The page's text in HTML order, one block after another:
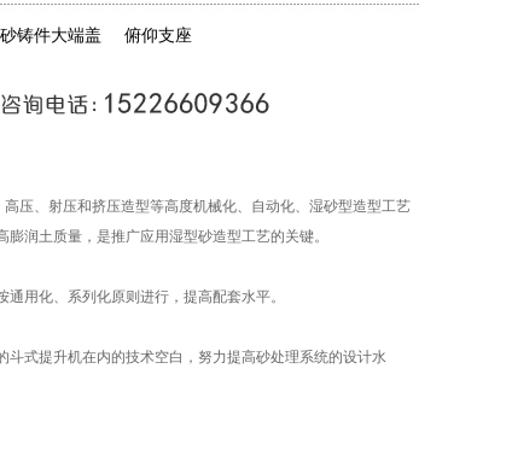
砂铸件大端盖 俯仰支座
压、射压和挤压造型等高度机械化、自动化、湿砂型造型工艺
润土质量，是推广应用湿型砂造型工艺的关键。
用化、系列化原则进行，提高配套水平。
式提升机在内的技术空白，努力提高砂处理系统的设计水